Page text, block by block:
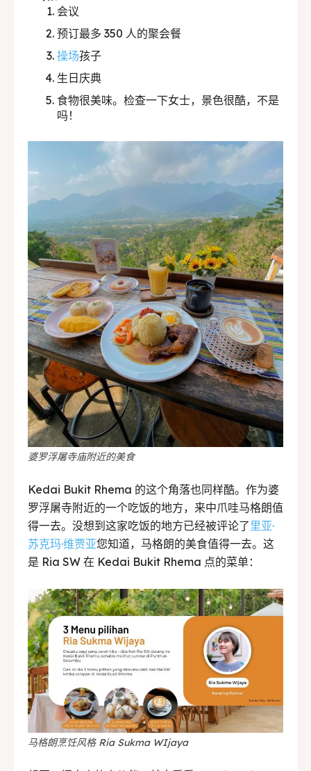
会议
预订最多 350 人的聚会餐
操场孩子
生日庆典
食物很美味。检查一下女士，景色很酷，不是
吗！
婆罗浮屠寺庙附近的美食
Kedai Bukit Rhema 的这个角落也同样酷。作为婆
罗浮屠寺附近的一个吃饭的地方，来中爪哇马格朗值
得一去。没想到这家吃饭的地方已经被评论了 里亚·
苏克玛·维贾亚您知道，马格朗的美食值得一去。这
是 Ria SW 在 Kedai Bukit Rhema 点的菜单：
马格朗烹饪风格 Ria Sukma WIjaya